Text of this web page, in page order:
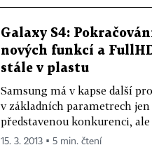
Galaxy S4:
nových funkcí a
stále v plastu
Samsung má v kapse další
v základních parametrech
představenou konkurenci, ale
15. 3. 2013 ▪ 5 min. čtení